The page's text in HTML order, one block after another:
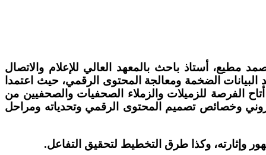
مطيع، أستاذ باحث بالمعهد العالي للإعلام والاتصال
الضخمة ومعالجة المحتوى الرقمي، حيث اعتمدا
الفرصة للزميلات والزملاء الصحفيات والصحفيين من
وخصائص تصميم المحتوى الرقمي وتحدياته ومراحل
وإثارته، وكذا طرق التخطيط لتحقيق التفاعل.